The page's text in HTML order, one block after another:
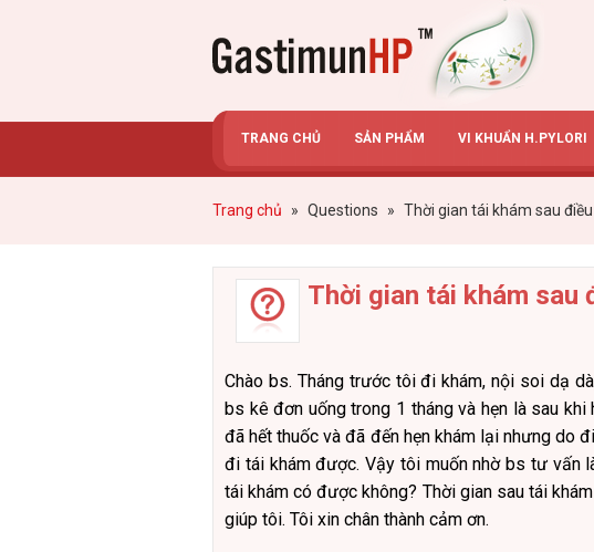
TRANG CHỦ SẢN PHẨM VI KHUẨN H.PYLORI
Trang chủ » Questions » Thời gian tái khám sau
Thời gian tái khám sau
Chào bs. Tháng trước tôi đi khám, nội soi dạ
bs kê đơn uống trong 1 tháng và hẹn là sau
đã hết thuốc và đã đến hẹn khám lại nhưng do
đi tái khám được. Vậy tôi muốn nhờ bs tư vấn
tái khám có được không? Thời gian sau tái
giúp tôi. Tôi xin chân thành cảm ơn.